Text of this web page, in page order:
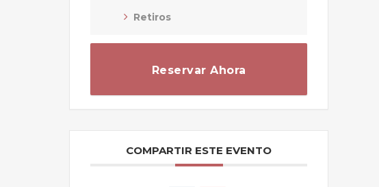
Retiros
Reservar Ahora
COMPARTIR ESTE EVENTO